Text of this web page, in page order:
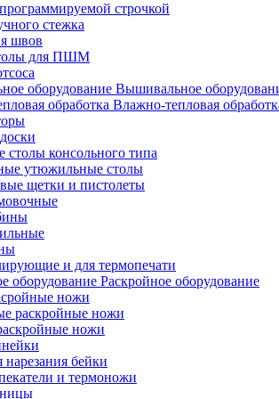
строчкой
стежка
швов
для ПШМ
Вышивальное
Влажно-тепловая
консольного типа
утюжильные столы
щетки и пистолеты
и для термопечати
Раскройное оборудование
ножи
раскройные ножи
ножи
бейки
и термоножи